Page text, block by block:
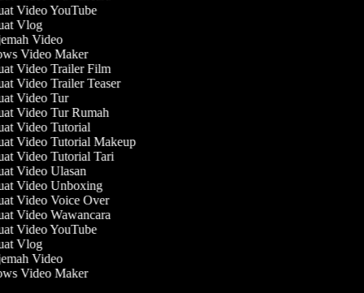
Video YouTube
Vlog
Video
Video Maker
Video Trailer Film
Video Trailer Teaser
Video Tur
Video Tur Rumah
Video Tutorial
Video Tutorial Makeup
Video Tutorial Tari
Video Ulasan
Video Unboxing
Video Voice Over
Video Wawancara
Video YouTube
Vlog
Video
Video Maker